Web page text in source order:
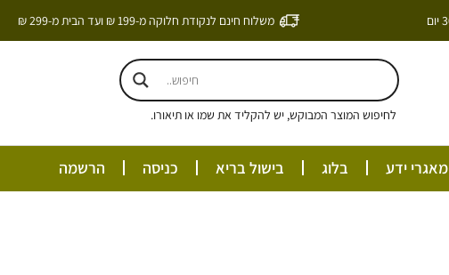
משלוח חינם לנקודת חלוקה מ-199 ₪ ועד הבית מ-299 ₪
לחיפוש המוצר המבוקש, יש להקליד את שמו או תיאורו.
מאגרי ידע בלוג בישול בריא כניסה הרשמה